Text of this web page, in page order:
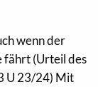
wenn der
(Urteil des
U 23/24) Mit